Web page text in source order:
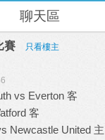
聊天區
賽 只看樓主
vs Everton 客
客
Newcastle United 主